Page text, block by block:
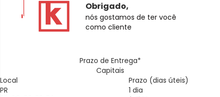
Obrigado,
nós gostamos de ter você
como cliente
Prazo de Entrega*
Capitais
Local
Prazo (dias úteis)
PR
1 dia